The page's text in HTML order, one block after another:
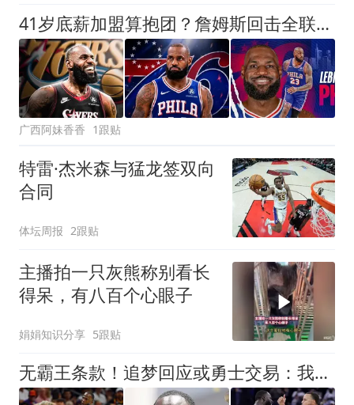
41岁底薪加盟算抱团？詹姆斯回击全联盟：你们不懂我在追什么？
广西阿妹香香 1跟贴
特雷·杰米森与猛龙签双向
合同
体坛周报 2跟贴
主播拍一只灰熊称别看长
得呆，有八百个心眼子
娟娟知识分享 5跟贴
无霸王条款！追梦回应或勇士交易：我不想留在不再需要我的地方